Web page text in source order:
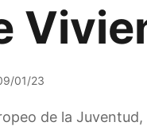
01/23
de la